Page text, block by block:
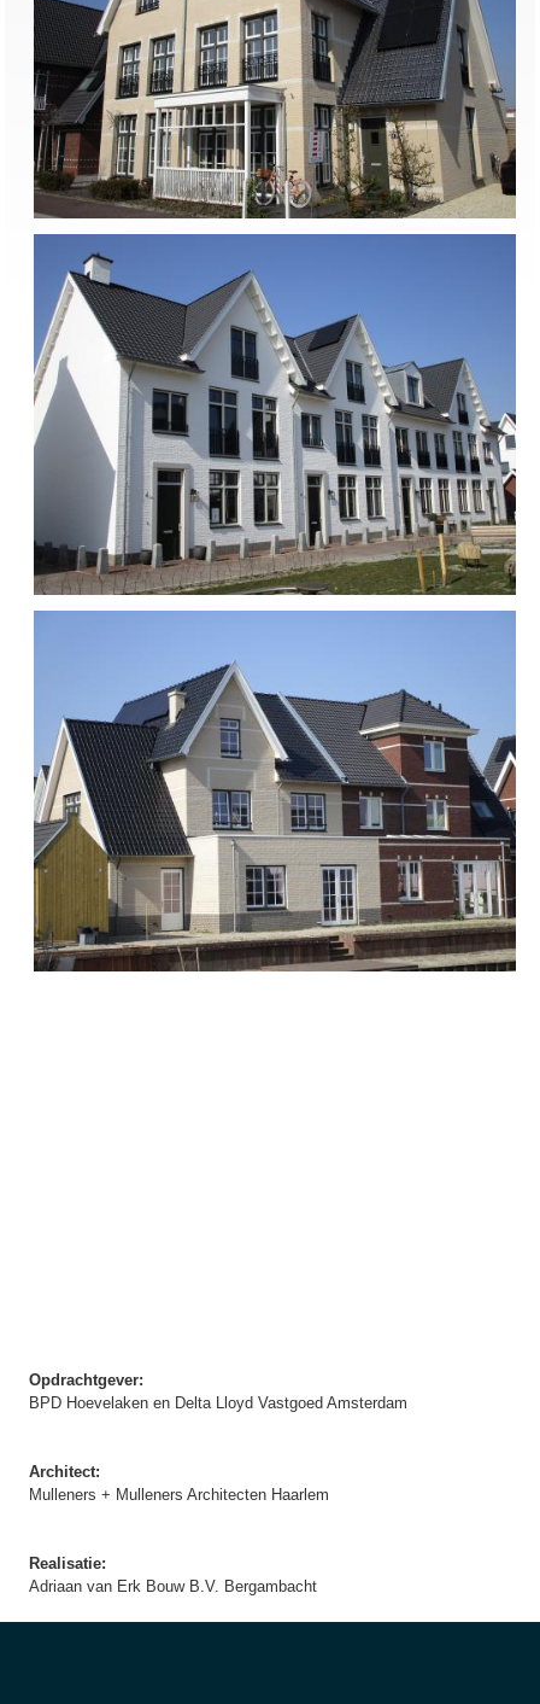
Opdrachtgever:
BPD Hoevelaken en Delta Lloyd Vastgoed Amsterdam
Architect:
Mulleners + Mulleners Architecten Haarlem
Realisatie:
Adriaan van Erk Bouw B.V. Bergambacht